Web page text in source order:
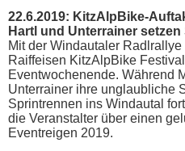
22.6.2019: KitzAlpBike-
Hartl und Unterrainer
Mit der Windautaler
Raiffeisen KitzAlpBike
Eventwochenende. Während
Unterrainer ihre unglaubliche
Sprintrennen ins Windautal
die Veranstalter über einen
Eventreigen 2019.